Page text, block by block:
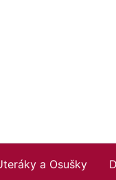
a Osušky